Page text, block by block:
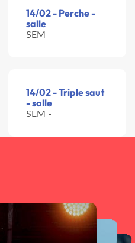
14/02 - Perche -
salle
SEM -
14/02 - Triple saut
- salle
SEM -